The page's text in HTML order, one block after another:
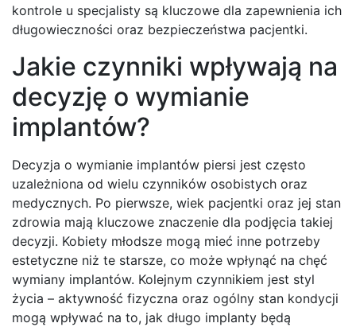
kontrole u specjalisty są kluczowe dla zapewnienia ich
długowieczności oraz bezpieczeństwa pacjentki.
Jakie czynniki wpływają na
decyzję o wymianie
implantów?
Decyzja o wymianie implantów piersi jest często
uzależniona od wielu czynników osobistych oraz
medycznych. Po pierwsze, wiek pacjentki oraz jej stan
zdrowia mają kluczowe znaczenie dla podjęcia takiej
decyzji. Kobiety młodsze mogą mieć inne potrzeby
estetyczne niż te starsze, co może wpłynąć na chęć
wymiany implantów. Kolejnym czynnikiem jest styl
życia – aktywność fizyczna oraz ogólny stan kondycji
mogą wpływać na to, jak długo implanty będą